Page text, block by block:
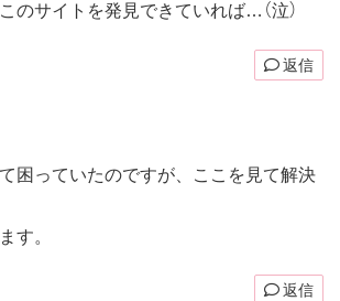
のサイトを発見できていれば…（泣）
返信
困っていたのですが、ここを見て解決
す。
返信